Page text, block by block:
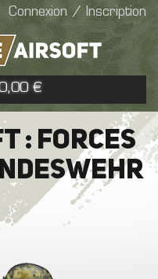
Connexion / Inscription
€
Commander
: FORCES